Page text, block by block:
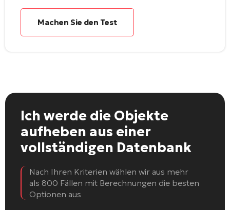
Machen Sie den Test
Ich werde die Objekte
aufheben aus einer
vollständigen Datenbank
Nach Ihren Kriterien wählen wir aus mehr
als 800 Fällen mit Berechnungen die besten
Optionen aus